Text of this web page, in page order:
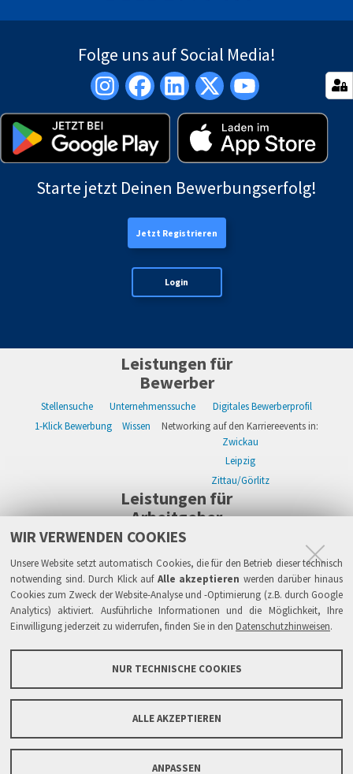
WIR VERWENDEN COOKIES
Unsere Website setzt automatisch Cookies, die für den Betrieb dieser technisch
notwending sind. Durch Klick auf Alle akzeptieren werden darüber hinaus
Cookies zum Zweck der Website-Analyse und -Optimierung (z.B. durch Google
Analytics) aktiviert. Ausführliche Informationen und die Möglichkeit, Ihre
Einwilligung jederzeit zu widerrufen, finden Sie in den Datenschutzhinweisen.
NUR TECHNISCHE COOKIES
ALLE AKZEPTIEREN
ANPASSEN
Folge uns auf Social Media!
Starte jetzt Deinen Bewerbungserfolg!
Jetzt Registrieren
Login
Leistungen für
Bewerber
Stellensuche Unternehmenssuche
Digitales Bewerberprofil
1-Klick Bewerbung
Wissen
Networking auf den Karriereevents in:
Zwickau
Leipzig
Zittau/Görlitz
Leistungen für
Arbeitgeber
WIKWAY Online-Recruiting Kostenloses Firmenprofil
Alle Einzelleistungen
Wissen
Live-Recruiting auf Karriereevents in:
Zwickau
Leipzig
Zittau/Görlitz
Sicherheit
Links
FAQGrundsätze & SicherheitÜber WIKWAYNews & PresseBarrierefreiheit
Kontaktformular
Copyright © 2005-2026 IPlaCon GmbH. Alle Rechte vorbehalten.